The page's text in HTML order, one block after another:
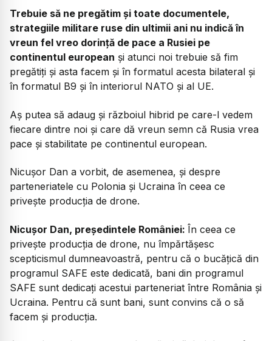
Trebuie să ne pregătim și toate documentele,
strategiile militare ruse din ultimii ani nu indică în
vreun fel vreo dorință de pace a Rusiei pe
continentul european și atunci noi trebuie să fim
pregătiți și asta facem și în formatul acesta bilateral și
în formatul B9 și în interiorul NATO și al UE.
Aș putea să adaug și războiul hibrid pe care-l vedem
fiecare dintre noi și care dă vreun semn că Rusia vrea
pace și stabilitate pe continentul european.
Nicușor Dan a vorbit, de asemenea, și despre
parteneriatele cu Polonia și Ucraina în ceea ce
privește producția de drone.
Nicușor Dan, președintele României: În ceea ce
privește producția de drone, nu împărtășesc
scepticismul dumneavoastră, pentru că o bucățică din
programul SAFE este dedicată, bani din programul
SAFE sunt dedicați acestui parteneriat între România și
Ucraina. Pentru că sunt bani, sunt convins că o să
facem și producția.